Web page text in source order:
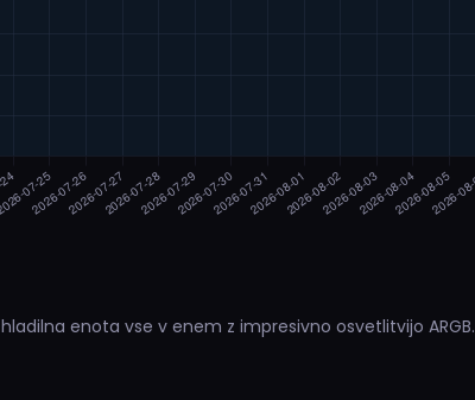
enota vse v enem z impresivno osvetlitvijo ARGB.